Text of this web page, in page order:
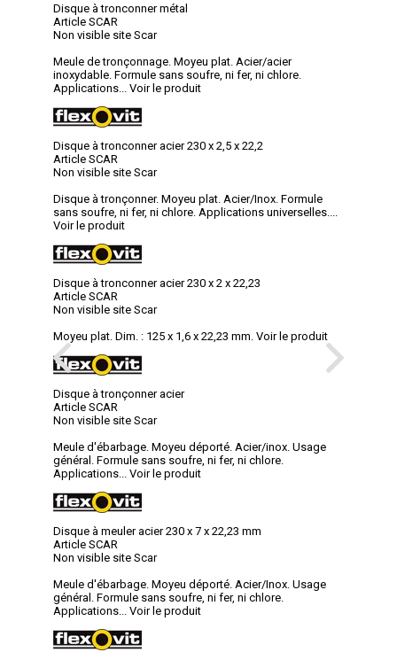
Disque à tronconner métal
Article SCAR
Non visible site Scar
Meule de tronçonnage. Moyeu plat. Acier/acier
inoxydable. Formule sans soufre, ni fer, ni chlore.
Applications...
Voir le produit
Disque à tronconner acier 230 x 2,5 x 22,2
Article SCAR
Non visible site Scar
Disque à tronçonner. Moyeu plat. Acier/Inox. Formule
sans soufre, ni fer, ni chlore. Applications universelles....
Voir le produit
Disque à tronconner acier 230 x 2 x 22,23
Article SCAR
Non visible site Scar
Moyeu plat. Dim. : 125 x 1,6 x 22,23 mm. Voir le produit
Disque à tronçonner acier
Article SCAR
Non visible site Scar
Meule d'ébarbage. Moyeu déporté. Acier/inox. Usage
général. Formule sans soufre, ni fer, ni chlore.
Applications...
Voir le produit
Disque à meuler acier 230 x 7 x 22,23 mm
Article SCAR
Non visible site Scar
Meule d'ébarbage. Moyeu déporté. Acier/Inox. Usage
général. Formule sans soufre, ni fer, ni chlore.
Applications...
Voir le produit